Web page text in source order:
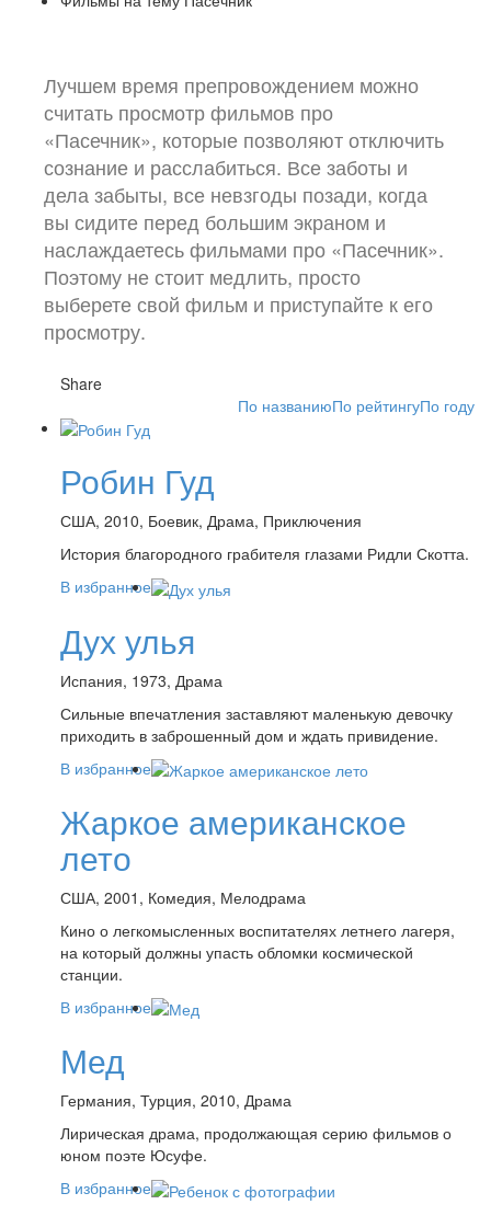
Лучшем время препровождением можно
считать просмотр фильмов про
«Пасечник», которые позволяют отключить
сознание и расслабиться. Все заботы и
дела забыты, все невзгоды позади, когда
вы сидите перед большим экраном и
наслаждаетесь фильмами про «Пасечник».
Поэтому не стоит медлить, просто
выберете свой фильм и приступайте к его
просмотру.
Share
По названиюПо рейтингуПо году
Робин Гуд
США, 2010, Боевик, Драма, Приключения
История благородного грабителя глазами Ридли Скотта.
В избранное
Дух улья
Испания, 1973, Драма
Сильные впечатления заставляют маленькую девочку
приходить в заброшенный дом и ждать привидение.
В избранное
Жаркое американское
лето
США, 2001, Комедия, Мелодрама
Кино о легкомысленных воспитателях летнего лагеря,
на который должны упасть обломки космической
станции.
В избранное
Мед
Германия, Турция, 2010, Драма
Лирическая драма, продолжающая серию фильмов о
юном поэте Юсуфе.
В избранное